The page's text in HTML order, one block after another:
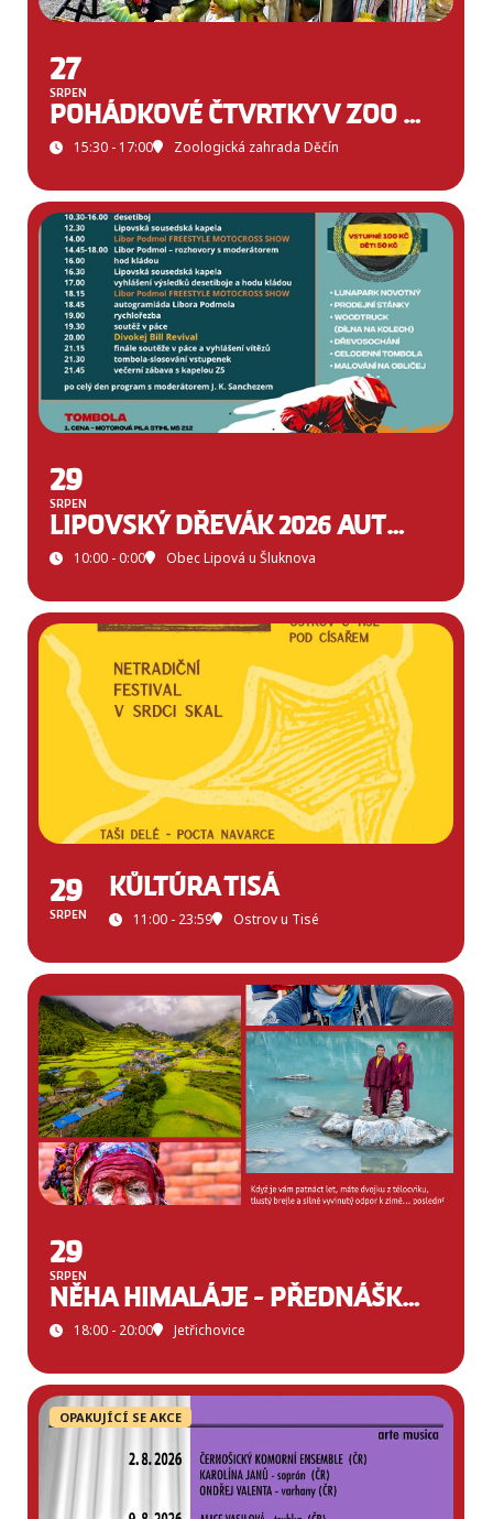
27
SRPEN
POHÁDKOVÉ ČTVRTKY V ZOO DĚČÍN
15:30 - 17:00 Zoologická zahrada Děčín
29
SRPEN
LIPOVSKÝ DŘEVÁK 2026 AUTO-MOTO
10:00 - 0:00 Obec Lipová u Šluknova
29
SRPEN
KŮLTÚRA TISÁ
11:00 - 23:59 Ostrov u Tisé
29
SRPEN
NĚHA HIMALÁJE - PŘEDNÁŠKA PETRA JANA JURAČKY
18:00 - 20:00 Jetřichovice
OPAKUJÍCÍ SE AKCE